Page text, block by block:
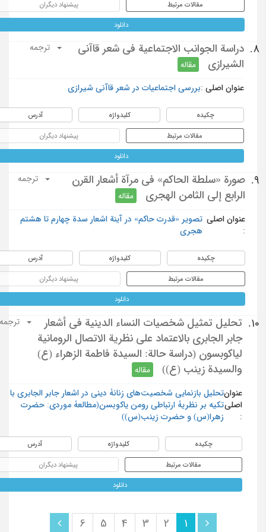
مقالات مرتبط پیشنهاد دیگران
دانلود
8.
دراسة الجوانب الاجتماعية في شعر قاآني
الشيرازي
مقاله
ترجمه
عنوان اصلی : بررسی اجتماعیات در شعر ‌قاآنی شیرازی
چکیده کلیدواژه آدرس
مقالات مرتبط پیشنهاد دیگران
دانلود
9.
صورة «سلطة الحاكم» في مرآة أشعار القرن
الرابع إلى الثامن الهجري
مقاله
ترجمه
عنوان اصلی
تصویر «قدرت حاکم» در آینة اشعار سدة چهارم تا هشتم
هجری
چکیده کلیدواژه آدرس
مقالات مرتبط پیشنهاد دیگران
دانلود
10.
تحليل تمثيل شخصيات النساء الدينية في أشعار
جابر الجابري بالاعتماد على نظرية الاتصال الرومانية
لياكوبسون (دراسة حالة: السيدة فاطمة الزهراء (ع)
والسيدة زينب (ع))
مقاله
ترجمه
عنوان
اصلی
تحلیل بازنمایی شخصیت‌های زنانۀ دینی در اشعار جابر الجابری با
تکیه بر نظریۀ ارتباطی رومن یاکوبسن(مطالعۀ موردی: حضرت
زهرا(س) و حضرت زینب(س))
چکیده کلیدواژه آدرس
مقالات مرتبط پیشنهاد دیگران
دانلود
1
2
3
4
5
6